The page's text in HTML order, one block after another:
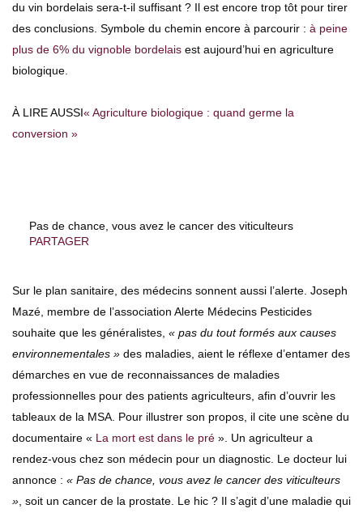
du vin bordelais sera-t-il suffisant ? Il est encore trop tôt pour tirer
des conclusions. Symbole du chemin encore à parcourir : à peine
plus de 6% du vignoble bordelais est aujourd’hui en agriculture
biologique.
À LIRE AUSSI« Agriculture biologique : quand germe la
conversion »
Pas de chance, vous avez le cancer des viticulteurs
PARTAGER
Sur le plan sanitaire, des médecins sonnent aussi l’alerte. Joseph
Mazé, membre de l’association Alerte Médecins Pesticides
souhaite que les généralistes, « pas du tout formés aux causes
environnementales » des maladies, aient le réflexe d’entamer des
démarches en vue de reconnaissances de maladies
professionnelles pour des patients agriculteurs, afin d’ouvrir les
tableaux de la MSA. Pour illustrer son propos, il cite une scène du
documentaire « La mort est dans le pré ». Un agriculteur a
rendez-vous chez son médecin pour un diagnostic. Le docteur lui
annonce : « Pas de chance, vous avez le cancer des viticulteurs
» , soit un cancer de la prostate. Le hic ? Il s’agit d’une maladie qui